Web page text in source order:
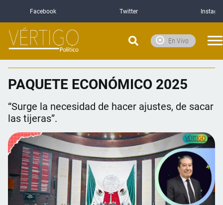
Facebook Twitter
En Vivo
PAQUETE ECONÓMICO 2025
“Surge la necesidad de hacer ajustes, de sacar
las tijeras”.